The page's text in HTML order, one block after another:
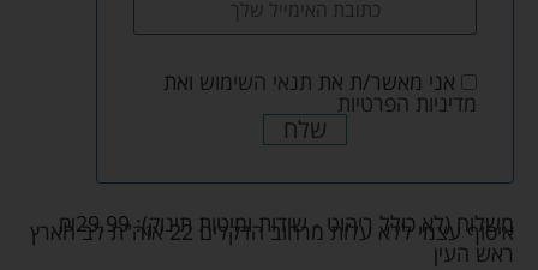
אני מאשר/ת את תנאי השימוש ואת
מדיניות הפרטיות
שלח
משלוח (לא כולל ריהוט - שידות ומיטות תינוק): ₪29.99
איסוף עצמי ללא עלות מרחוב הדקלים 22 אזה"ת לב הארץ
ראש העין